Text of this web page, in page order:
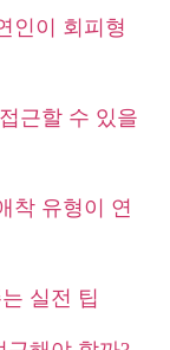
인이 회피형
근할 수 있을
착 유형이 연
실전 팁